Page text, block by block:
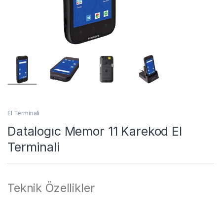
El Terminali
Datalogıc Memor 11 Karekod El
Terminali
Teknik Özellikler